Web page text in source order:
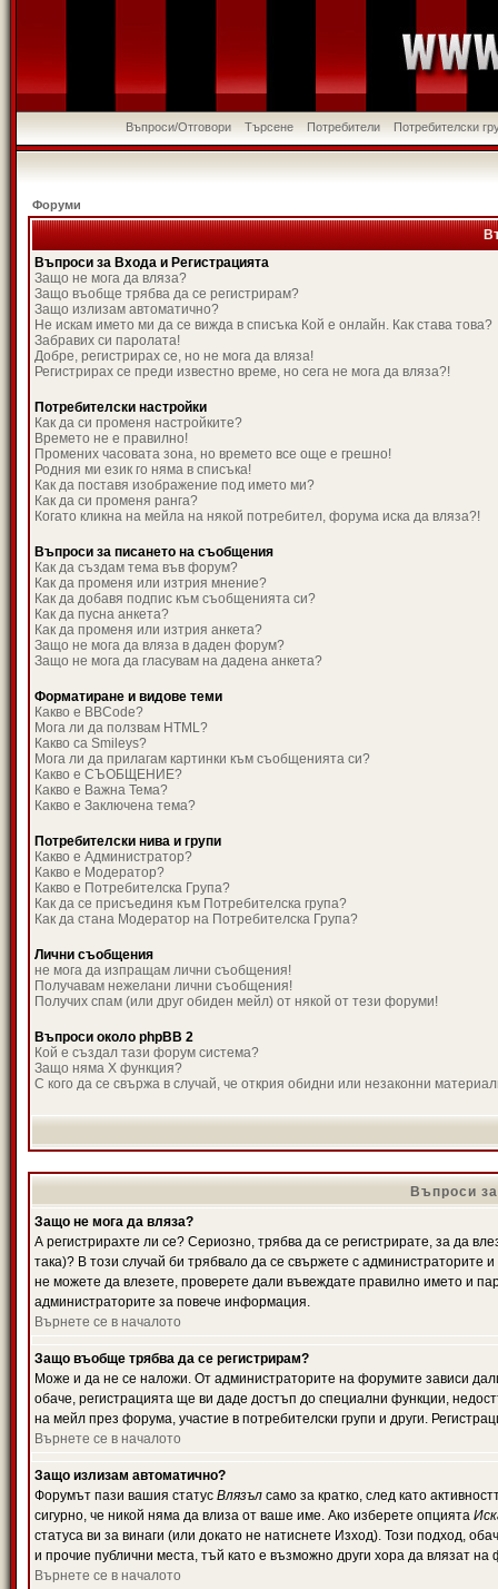
Въпроси/Отговори Търсене Потребители Потребителски
Форуми
Въпроси за Входа и Регистрацията
Защо не мога да вляза?
Защо въобще трябва да се регистрирам?
Защо излизам автоматично?
Не искам името ми да се вижда в списъка Кой е онлайн. Как става това?
Забравих си паролата!
Добре, регистрирах се, но не мога да вляза!
Регистрирах се преди известно време, но сега не мога да вляза?!
Потребителски настройки
Как да си променя настройките?
Времето не е правилно!
Промених часовата зона, но времето все още е грешно!
Родния ми език го няма в списъка!
Как да поставя изображение под името ми?
Как да си променя ранга?
Когато кликна на мейла на някой потребител, форума иска да вляза?!
Въпроси за писането на съобщения
Как да създам тема във форум?
Как да променя или изтрия мнение?
Как да добавя подпис към съобщенията си?
Как да пусна анкета?
Как да променя или изтрия анкета?
Защо не мога да вляза в даден форум?
Защо не мога да гласувам на дадена анкета?
Форматиране и видове теми
Какво е BBCode?
Мога ли да ползвам HTML?
Какво са Smileys?
Мога ли да прилагам картинки към съобщенията си?
Какво е СЪОБЩЕНИЕ?
Какво е Важна Тема?
Какво е Заключена тема?
Потребителски нива и групи
Какво е Администратор?
Какво е Модератор?
Какво е Потребителска Група?
Как да се присъединя към Потребителска група?
Как да стана Модератор на Потребителска Група?
Лични съобщения
не мога да изпращам лични съобщения!
Получавам нежелани лични съобщения!
Получих спам (или друг обиден мейл) от някой от тези форуми!
Въпроси около phpBB 2
Кой е създал тази форум система?
Защо няма X функция?
С кого да се свържа в случай, че открия обидни или незаконни
Въпроси
Защо не мога да вляза?
А регистрирахте ли се? Сериозно, трябва да се регистрирате, за да
така)? В този случай би трябвало да се свържете с администраторите
не можете да влезете, проверете дали въвеждате правилно името и
администраторите за повече информация.
Върнете се в началото
Защо въобще трябва да се регистрирам?
Може и да не се наложи. От администраторите на форумите зависи
обаче, регистрацията ще ви даде достъп до специални функции,
на мейл през форума, участие в потребителски групи и други.
Върнете се в началото
Защо излизам автоматично?
Форумът пази вашия статус Влязъл само за кратко, след като
сигурно, че никой няма да влиза от ваше име. Ако изберете опцията
статуса ви за винаги (или докато не натиснете Изход). Този подход,
и прочие публични места, тъй като е възможно други хора да влязат
Върнете се в началото